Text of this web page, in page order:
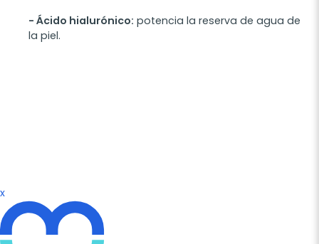
- Ácido hialurónico: potencia la reserva de agua de
la piel.
x